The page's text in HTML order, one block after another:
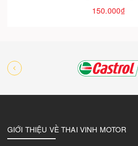
GIỚI THIỆU VỀ THAI VINH MOTOR